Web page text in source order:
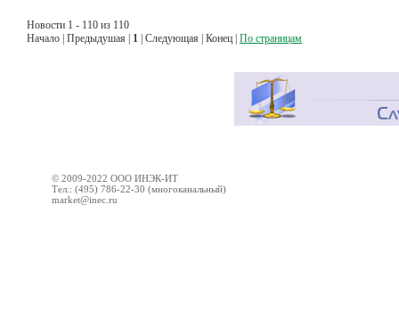
Новости 1 - 110 из 110
Начало | Предыдушая | 1 | Следующая | Конец | По страницам
© 2009-2022 ООО ИНЭК-ИТ
Тел.: (495) 786-22-30 (многоканальный)
market@inec.ru